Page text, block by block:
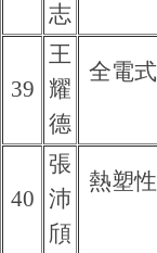
志
39
王
耀
德
全電
40
張
沛
頎
熱塑